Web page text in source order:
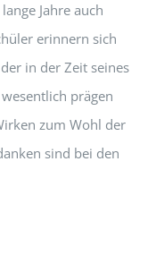
Jahre auch
erinnern sich
in der Zeit seines
prägen
zum Wohl der
sind bei den